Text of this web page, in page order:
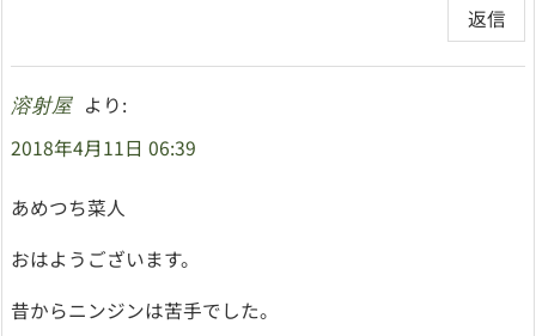
返信
溶射屋
より:
2018年4月11日 06:39
あめつち菜人
おはようございます。
昔からニンジンは苦手でした。